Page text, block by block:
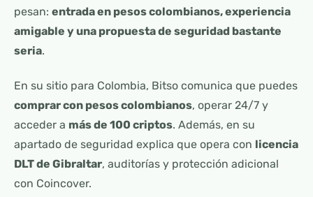
pesan: entrada en pesos colombianos, experiencia
amigable y una propuesta de seguridad bastante
seria.
En su sitio para Colombia, Bitso comunica que puedes
comprar con pesos colombianos, operar 24/7 y
acceder a más de 100 criptos. Además, en su
apartado de seguridad explica que opera con licencia
DLT de Gibraltar, auditorías y protección adicional
con Coincover.